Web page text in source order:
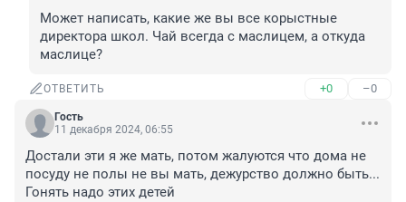
Может написать, какие же вы все корыстные
директора школ. Чай всегда с маслицем, а откуда
маслице?
ОТВЕТИТЬ +0 –0
Гость
11 декабря 2024, 06:55
Достали эти я же мать, потом жалуются что дома не
посуду не полы не вы мать, дежурство должно быть...
Гонять надо этих детей